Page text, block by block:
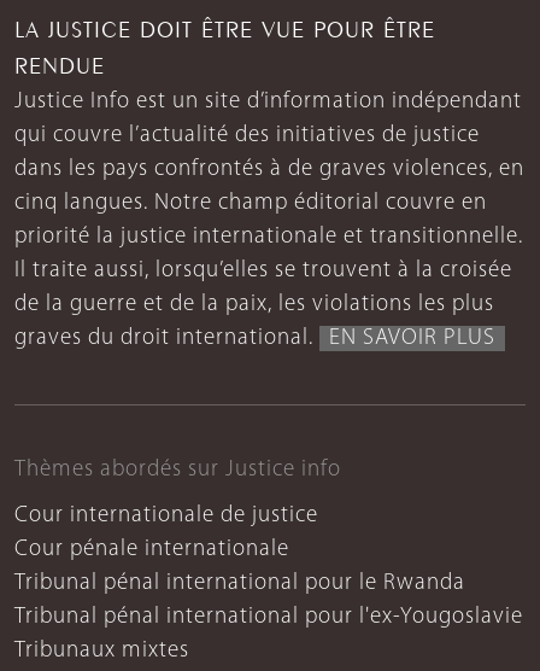
LA JUSTICE DOIT ÊTRE VUE POUR ÊTRE
RENDUE
Justice Info est un site d’information indépendant
qui couvre l’actualité des initiatives de justice
dans les pays confrontés à de graves violences, en
cinq langues. Notre champ éditorial couvre en
priorité la justice internationale et transitionnelle.
Il traite aussi, lorsqu’elles se trouvent à la croisée
de la guerre et de la paix, les violations les plus
graves du droit international.
EN SAVOIR PLUS
Thèmes abordés sur Justice info
Cour internationale de justice
Cour pénale internationale
Tribunal pénal international pour le Rwanda
Tribunal pénal international pour l'ex-Yougoslavie
Tribunaux mixtes